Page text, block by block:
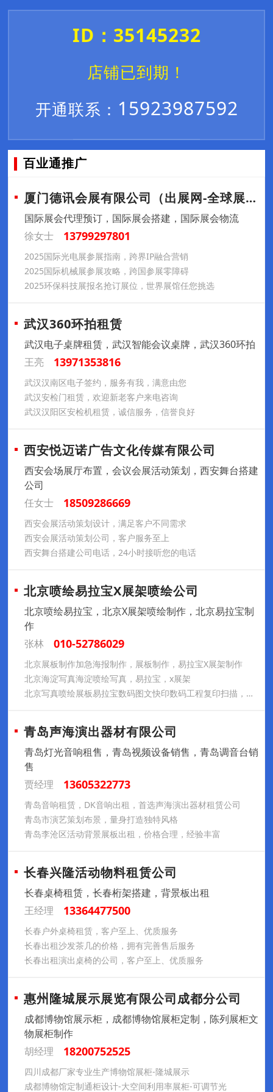
ID：35145232
店铺已到期！
开通联系： 15923987592
百业通推广
厦门德讯会展有限公司（出展网-全球展会预
国际展会代理预订，国际展会搭建，国际展会物流
徐女士
13799297801
2025国际光电展参展指南，跨界IP融合营销
2025国际机械展参展攻略，跨国参展零障碍
2025环保科技展报名抢订展位，世界展馆任您挑选
武汉360环拍租赁
武汉电子桌牌租赁，武汉智能会议桌牌，武汉360环拍
王亮
13971353816
武汉汉南区电子签约，服务有我，满意由您
武汉安检门租赁，欢迎新老客户来电咨询
武汉汉阳区安检机租赁，诚信服务，信誉良好
西安悦迈诺广告文化传媒有限公司
西安会场展厅布置，会议会展活动策划，西安舞台搭建
公司
任女士
18509286669
西安会展活动策划设计，满足客户不同需求
西安会展活动策划公司，客户服务至上
西安舞台搭建公司电话，24小时接听您的电话
北京喷绘易拉宝X展架喷绘公司
北京喷绘易拉宝，北京X展架喷绘制作，北京易拉宝制
作
张林
010-52786029
北京展板制作加急海报制作，展板制作，易拉宝X展架制作
北京海淀写真海淀喷绘写真，易拉宝，x展架
北京写真喷绘展板易拉宝数码图文快印数码工程复印扫描，出图打印大图复印24小时服务晒蓝图
青岛声海演出器材有限公司
青岛灯光音响租售，青岛视频设备销售，青岛调音台销
售
贾经理
13605322773
青岛音响租赁，DK音响出租，首选声海演出器材租赁公司
青岛市演艺策划布景，量身打造独特风格
青岛李沧区活动背景展板出租，价格合理，经验丰富
长春兴隆活动物料租赁公司
长春桌椅租赁，长春桁架搭建，背景板出租
王经理
13364477500
长春户外桌椅租赁，客户至上、优质服务
长春出租沙发茶几的价格，拥有完善售后服务
长春出租演出桌椅的公司，客户至上、优质服务
惠州隆城展示展览有限公司成都分公司
成都博物馆展示柜，成都博物馆展柜定制，陈列展柜文
物展柜制作
胡经理
18200752525
四川成都厂家专业生产博物馆展柜-隆城展示
成都博物馆定制通柜设计-大空间利用率展柜-可调节光